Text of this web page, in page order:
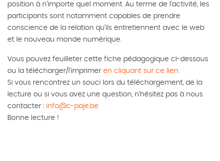
position à n’importe quel moment. Au terme de l’activité, les
participants sont notamment capables de prendre
conscience de la relation qu’ils entretiennent avec le web
et le nouveau monde numérique.
Vous pouvez feuilleter cette fiche pédagogique ci-dessous
ou la télécharger/l'imprimer en cliquant sur ce lien.
Si vous rencontrez un souci lors du téléchargement, de la
lecture ou si vous avez une question, n'hésitez pas à nous
contacter : info@c-paje.be
Bonne lecture !